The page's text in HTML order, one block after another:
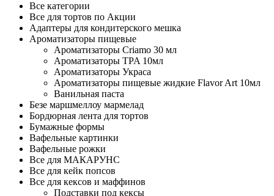
Все категории
Все для тортов по Акции
Адаптеры для кондитерского мешка
Ароматизаторы пищевые
Ароматизаторы Criamo 30 мл
Ароматизаторы TPA 10мл
Ароматизаторы Украса
Ароматизаторы пищевые жидкие Flavor Art 10мл
Ванильная паста
Безе маршмеллоу мармелад
Бордюрная лента для тортов
Бумажные формы
Вафельные картинки
Вафельные рожки
Все для МАКАРУНС
Все для кейк попсов
Все для кексов и маффинов
Подставки под кексы